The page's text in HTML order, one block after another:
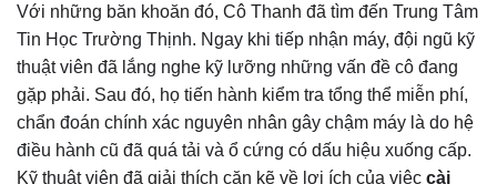
Với những băn khoăn đó, Cô Thanh đã tìm đến Trung Tâm
Tin Học Trường Thịnh. Ngay khi tiếp nhận máy, đội ngũ kỹ
thuật viên đã lắng nghe kỹ lưỡng những vấn đề cô đang
gặp phải. Sau đó, họ tiến hành kiểm tra tổng thể miễn phí,
chẩn đoán chính xác nguyên nhân gây chậm máy là do hệ
điều hành cũ đã quá tải và ổ cứng có dấu hiệu xuống cấp.
Kỹ thuật viên đã giải thích cặn kẽ về lợi ích của việc cài